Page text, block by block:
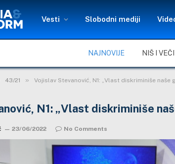
Vesti Slobodni mediji
NAJNOVIJE
43/21 » Vojislav Stevanović, N1: „Vlast diskriminiše naše
N1: „Vlast diskriminiše
23/06/2022 No Comments